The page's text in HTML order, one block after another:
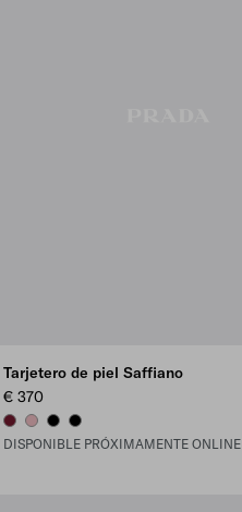
Tarjetero de piel Saffiano
€ 370
BURGUNDY
PEACHBLACKBLACK
DISPONIBLE PRÓXIMAMENTE ONLINE